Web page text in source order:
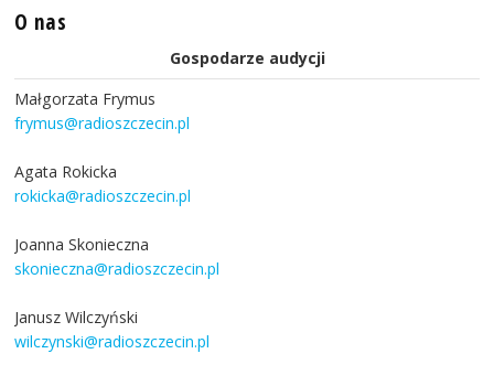
O nas
Gospodarze audycji
Małgorzata Frymus
frymus@radioszczecin.pl
Agata Rokicka
rokicka@radioszczecin.pl
Joanna Skonieczna
skonieczna@radioszczecin.pl
Janusz Wilczyński
wilczynski@radioszczecin.pl